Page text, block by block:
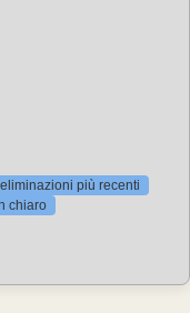
eliminazioni più recenti
chiaro